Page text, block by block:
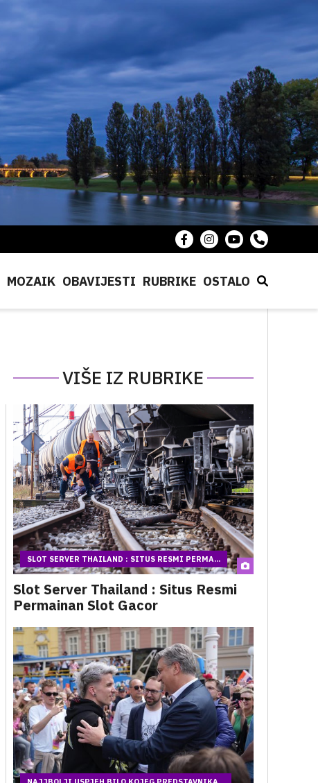
MOZAIK OBAVIJESTI RUBRIKE OSTALO
VIŠE IZ RUBRIKE
SLOT SERVER THAILAND : SITUS RESMI PERMA...
Slot Server Thailand : Situs Resmi
Permainan Slot Gacor